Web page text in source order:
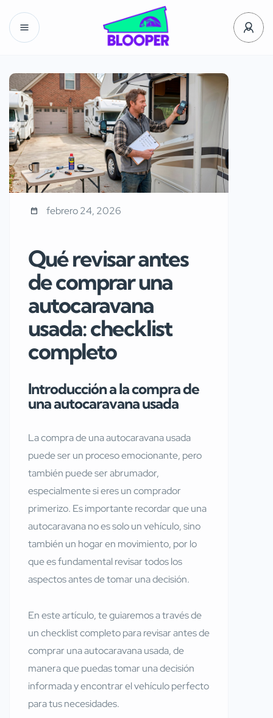
febrero 24, 2026
Qué revisar antes
de comprar una
autocaravana
usada: checklist
completo
Introducción a la compra de
una autocaravana usada
La compra de una autocaravana usada
puede ser un proceso emocionante, pero
también puede ser abrumador,
especialmente si eres un comprador
primerizo. Es importante recordar que una
autocaravana no es solo un vehículo, sino
también un hogar en movimiento, por lo
que es fundamental revisar todos los
aspectos antes de tomar una decisión.
En este artículo, te guiaremos a través de
un checklist completo para revisar antes de
comprar una autocaravana usada, de
manera que puedas tomar una decisión
informada y encontrar el vehículo perfecto
para tus necesidades.